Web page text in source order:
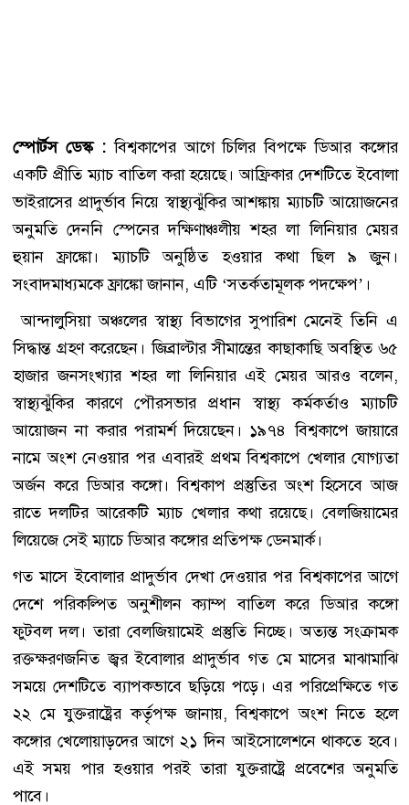
স্পোর্টস ডেস্ক :বিশ্বকাপের আগে চিলির বিপক্ষে ডিআর কঙ্গোর
একটি প্রীতি ম্যাচ বাতিল করা হয়েছে। আফ্রিকার দেশটিতে ইবোলা
ভাইরাসের প্রাদুর্ভাব নিয়ে স্বাস্থ্যঝুঁকির আশঙ্কায় ম্যাচটি আয়োজনের
অনুমতি দেননি স্পেনের দক্ষিণাঞ্চলীয় শহর লা লিনিয়ার মেয়র
হুয়ান ফ্রাঙ্কো। ম্যাচটি অনুষ্ঠিত হওয়ার কথা ছিল ৯ জুন।
সংবাদমাধ্যমকে ফ্রাঙ্কো জানান, এটি ‘সতর্কতামূলক পদক্ষেপ’।
আন্দালুসিয়া অঞ্চলের স্বাস্থ্য বিভাগের সুপারিশ মেনেই তিনি এ
সিদ্ধান্ত গ্রহণ করেছেন। জিব্রাল্টার সীমান্তের কাছাকাছি অবস্থিত ৬৫
হাজার জনসংখ্যার শহর লা লিনিয়ার এই মেয়র আরও বলেন,
স্বাস্থ্যঝুঁকির কারণে পৌরসভার প্রধান স্বাস্থ্য কর্মকর্তাও ম্যাচটি
আয়োজন না করার পরামর্শ দিয়েছেন। ১৯৭৪ বিশ্বকাপে জায়ারে
নামে অংশ নেওয়ার পর এবারই প্রথম বিশ্বকাপে খেলার যোগ্যতা
অর্জন করে ডিআর কঙ্গো। বিশ্বকাপ প্রস্তুতির অংশ হিসেবে আজ
রাতে দলটির আরেকটি ম্যাচ খেলার কথা রয়েছে। বেলজিয়ামের
লিয়েজে সেই ম্যাচে ডিআর কঙ্গোর প্রতিপক্ষ ডেনমার্ক।
গত মাসে ইবোলার প্রাদুর্ভাব দেখা দেওয়ার পর বিশ্বকাপের আগে
দেশে পরিকল্পিত অনুশীলন ক্যাম্প বাতিল করে ডিআর কঙ্গো
ফুটবল দল। তারা বেলজিয়ামেই প্রস্তুতি নিচ্ছে। অত্যন্ত সংক্রামক
রক্তক্ষরণজনিত জ্বর ইবোলার প্রাদুর্ভাব গত মে মাসের মাঝামাঝি
সময়ে দেশটিতে ব্যাপকভাবে ছড়িয়ে পড়ে। এর পরিপ্রেক্ষিতে গত
২২ মে যুক্তরাষ্ট্রের কর্তৃপক্ষ জানায়, বিশ্বকাপে অংশ নিতে হলে
কঙ্গোর খেলোয়াড়দের আগে ২১ দিন আইসোলেশনে থাকতে হবে।
এই সময় পার হওয়ার পরই তারা যুক্তরাষ্ট্রে প্রবেশের অনুমতি
পাবে।